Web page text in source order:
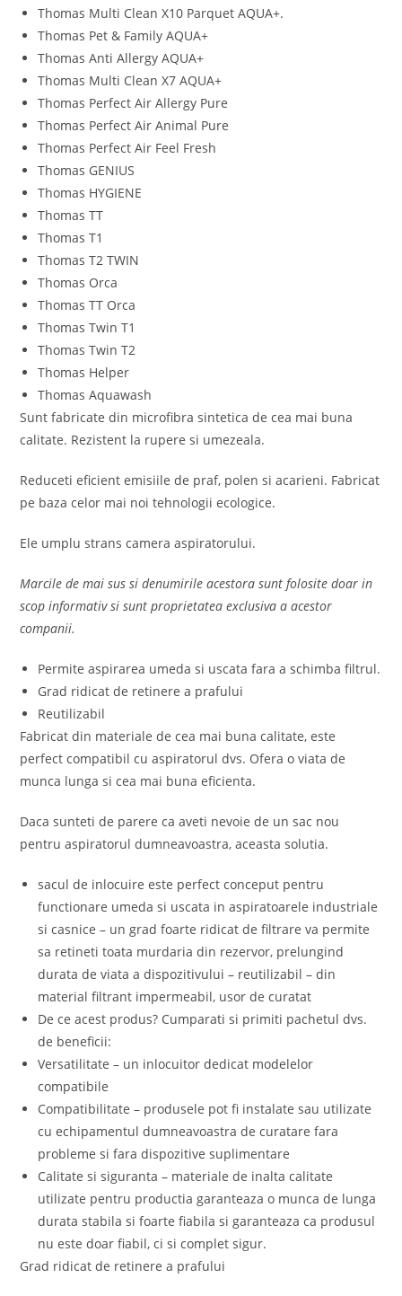
Thomas Multi Clean X10 Parquet AQUA+.
Thomas Pet & Family AQUA+
Thomas Anti Allergy AQUA+
Thomas Multi Clean X7 AQUA+
Thomas Perfect Air Allergy Pure
Thomas Perfect Air Animal Pure
Thomas Perfect Air Feel Fresh
Thomas GENIUS
Thomas HYGIENE
Thomas TT
Thomas T1
Thomas T2 TWIN
Thomas Orca
Thomas TT Orca
Thomas Twin T1
Thomas Twin T2
Thomas Helper
Thomas Aquawash
Sunt fabricate din microfibra sintetica de cea mai buna
calitate. Rezistent la rupere si umezeala.
Reduceti eficient emisiile de praf, polen si acarieni. Fabricat
pe baza celor mai noi tehnologii ecologice.
Ele umplu strans camera aspiratorului.
Marcile de mai sus si denumirile acestora sunt folosite doar in
scop informativ si sunt proprietatea exclusiva a acestor
companii.
Permite aspirarea umeda si uscata fara a schimba filtrul.
Grad ridicat de retinere a prafului
Reutilizabil
Fabricat din materiale de cea mai buna calitate, este
perfect compatibil cu aspiratorul dvs. Ofera o viata de
munca lunga si cea mai buna eficienta.
Daca sunteti de parere ca aveti nevoie de un sac nou
pentru aspiratorul dumneavoastra, aceasta solutia.
sacul de inlocuire este perfect conceput pentru
functionare umeda si uscata in aspiratoarele industriale
si casnice – un grad foarte ridicat de filtrare va permite
sa retineti toata murdaria din rezervor, prelungind
durata de viata a dispozitivului – reutilizabil – din
material filtrant impermeabil, usor de curatat
De ce acest produs? Cumparati si primiti pachetul dvs.
de beneficii:
Versatilitate – un inlocuitor dedicat modelelor
compatibile
Compatibilitate – produsele pot fi instalate sau utilizate
cu echipamentul dumneavoastra de curatare fara
probleme si fara dispozitive suplimentare
Calitate si siguranta – materiale de inalta calitate
utilizate pentru productia garanteaza o munca de lunga
durata stabila si foarte fiabila si garanteaza ca produsul
nu este doar fiabil, ci si complet sigur.
Grad ridicat de retinere a prafului